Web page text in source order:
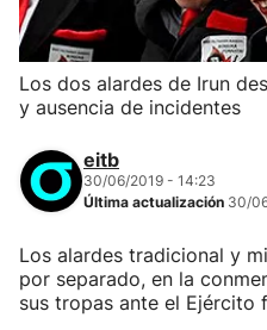
Los dos alardes de Irun
y ausencia de incidentes
eitb
30/06/2019 - 14:23
Última actualización 30/
Los alardes tradicional y
por separado, en la
sus tropas ante el Ejército